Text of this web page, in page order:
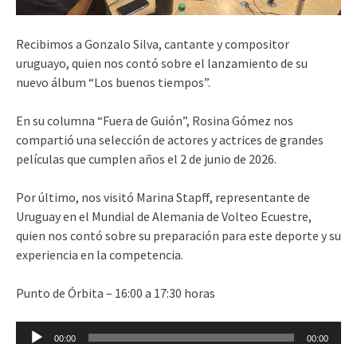
Recibimos a Gonzalo Silva, cantante y compositor
uruguayo, quien nos contó sobre el lanzamiento de su
nuevo álbum “Los buenos tiempos”.
En su columna “Fuera de Guión”, Rosina Gómez nos
compartió una selección de actores y actrices de grandes
películas que cumplen años el 2 de junio de 2026.
Por último, nos visitó Marina Stapff, representante de
Uruguay en el Mundial de Alemania de Volteo Ecuestre,
quien nos contó sobre su preparación para este deporte y su
experiencia en la competencia.
Punto de Órbita – 16:00 a 17:30 horas
Reproductor
00:00 00:00